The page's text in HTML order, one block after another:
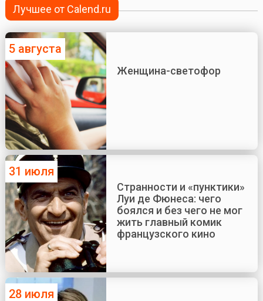
Лучшее от Calend.ru
5 августа
Женщина-светофор
31 июля
Странности и «пунктики»
Луи де Фюнеса: чего
боялся и без чего не мог
жить главный комик
французского кино
28 июля